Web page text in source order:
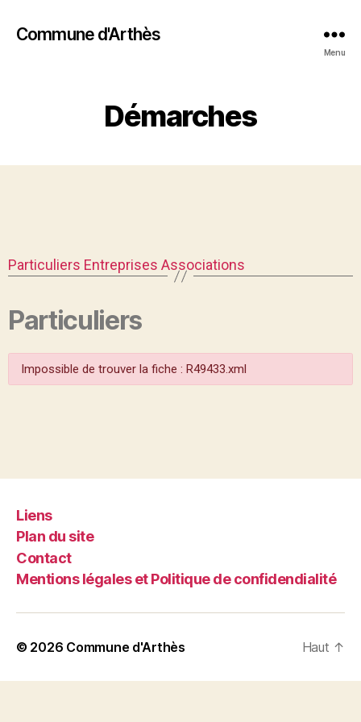
Commune d'Arthès
Menu
Démarches
Particuliers Entreprises Associations
Particuliers
Impossible de trouver la fiche : R49433.xml
Liens
Plan du site
Contact
Mentions légales et Politique de confidendialité
© 2026 Commune d'Arthès Haut ↑